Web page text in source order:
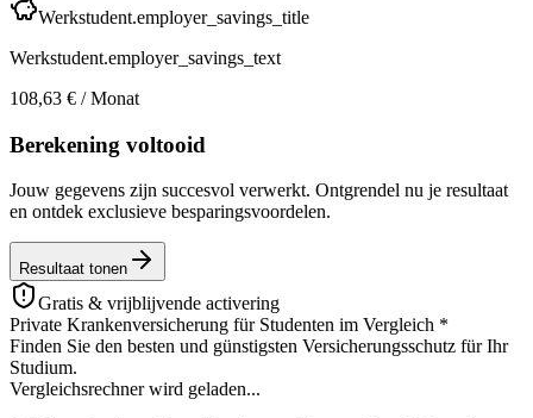
Werkstudent.employer_savings_title
Werkstudent.employer_savings_text
108,63 € / Monat
Berekening voltooid
Jouw gegevens zijn succesvol verwerkt. Ontgrendel nu je resultaat
en ontdek exclusieve besparingsvoordelen.
Resultaat tonen
Gratis & vrijblijvende activering
Private Krankenversicherung für Studenten im Vergleich *
Finden Sie den besten und günstigsten Versicherungsschutz für Ihr
Studium.
Vergleichsrechner wird geladen...